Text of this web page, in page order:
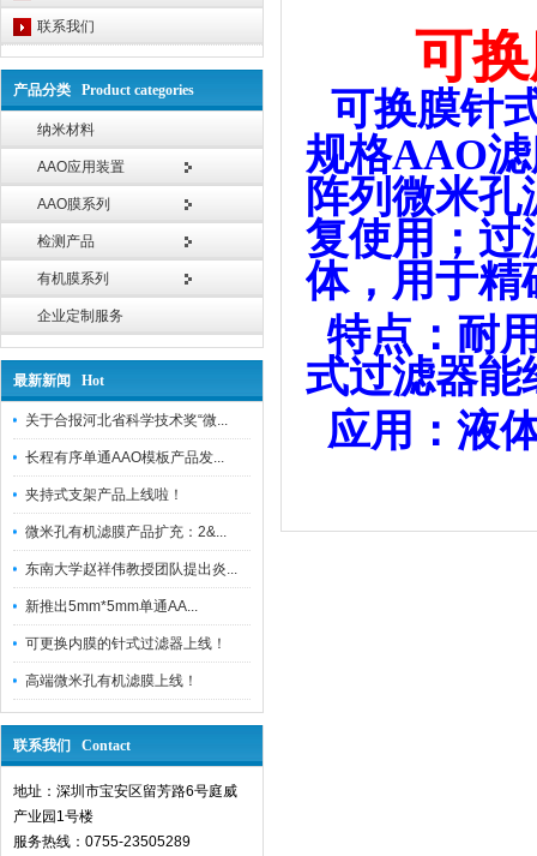
联系我们
产品分类 Product categories
纳米材料
AAO应用装置
AAO膜系列
检测产品
有机膜系列
企业定制服务
最新新闻 Hot
关于合报河北省科学技术奖“微...
长程有序单通AAO模板产品发...
夹持式支架产品上线啦！
微米孔有机滤膜产品扩充：2&...
东南大学赵祥伟教授团队提出炎...
新推出5mm*5mm单通AA...
可更换内膜的针式过滤器上线！
高端微米孔有机滤膜上线！
联系我们 Contact
地址：深圳市宝安区留芳路6号庭威
产业园1号楼
服务热线：0755-23505289
可换
可换膜针
规格AAO
阵列微米
复使用；过
体，用于精
特点：耐
式过滤器能
应用：液